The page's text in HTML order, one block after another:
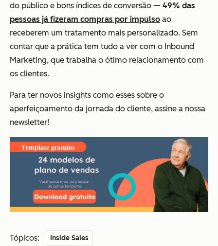
do público e bons índices de conversão — 49% das
pessoas já fizeram compras por impulso ao
receberem um tratamento mais personalizado. Sem
contar que a prática tem tudo a ver com o Inbound
Marketing, que trabalha o ótimo relacionamento com
os clientes.
Para ter novos insights como esses sobre o
aperfeiçoamento da jornada do cliente, assine a nossa
newsletter!
Tópicos: Inside Sales